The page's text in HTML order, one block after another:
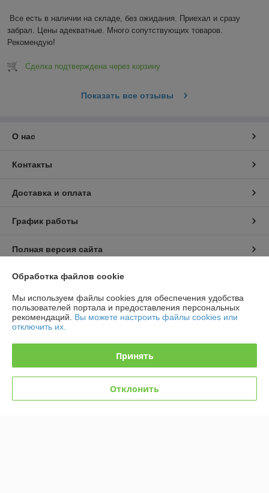
Все есть в наличии на складе, без ожидания. Приехал и сразу
забрал. Цены адекватные. Много сопутствующих товаров.
Рекомендую!
Сделка подтверждена через корзину
Показать все отзывы
О нас
Контакты
Доставка и оплата
График работы
Полная версия сайта
Политика обработки cookies
Сайт создан на платформе Deal.by
Информация для покупателя
Обработка файлов cookie
Мы используем файлы cookies для обеспечения удобства
пользователей портала и предоставления персональных
рекомендаций. Вы можете настроить файлы cookies или
отключить их.
Принять
Отклонить